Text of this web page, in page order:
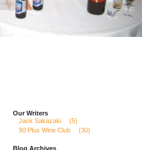
Our Writers
Jack Sakazaki
(5)
90 Plus Wine Club
(30)
Blog Archives